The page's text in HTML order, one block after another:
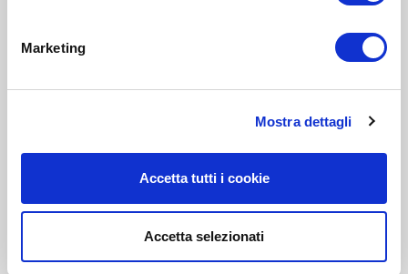
Marketing
Mostra dettagli
Accetta tutti i cookie
Accetta selezionati